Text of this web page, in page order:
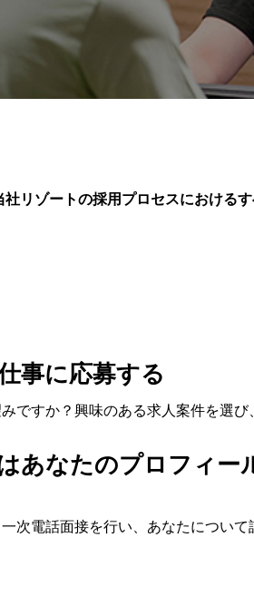
社リゾートの採用プロセスにおける
事に応募する
ですか？興味のある求人案件を選び
あなたのプロフィー
次電話面接を行い、あなたについて